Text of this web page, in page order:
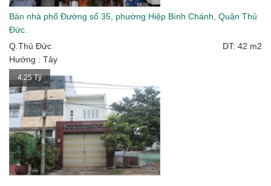
Bán nhà phố Đường số 35, phường Hiệp Bình Chánh, Quận Thủ
Đức.
Q.Thủ Đức
DT: 42 m2
Hướng : Tây
4.25 Tỷ